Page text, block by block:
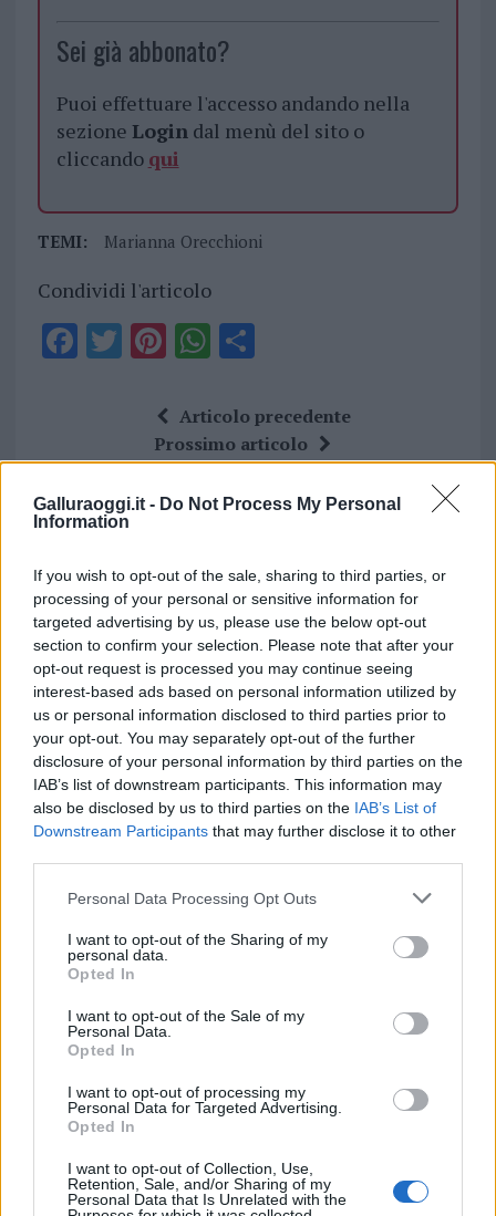
Galluraoggi.it - Do Not Process My Personal
Information
If you wish to opt-out of the sale, sharing to third parties, or
processing of your personal or sensitive information for
targeted advertising by us, please use the below opt-out
section to confirm your selection. Please note that after your
opt-out request is processed you may continue seeing
interest-based ads based on personal information utilized by
us or personal information disclosed to third parties prior to
your opt-out. You may separately opt-out of the further
disclosure of your personal information by third parties on the
IAB’s list of downstream participants. This information may
also be disclosed by us to third parties on the IAB’s List of
Downstream Participants that may further disclose it to other
Please note that this website/app uses one or more Google
not limited to your visit or usage behaviour. You may click to
grant or deny consent to Google and its third-party tags to
use your data for below specified purposes in below Google
consent section.
Personal Data Processing Opt Outs
I want to opt-out of the Sharing of my
personal data.
Opted In
I want to opt-out of the Sale of my
Personal Data.
Opted In
I want to opt-out of processing my
Personal Data for Targeted Advertising.
Opted In
I want to opt-out of Collection, Use,
Retention, Sale, and/or Sharing of my
Personal Data that Is Unrelated with the
Sei già abbonato?
Puoi effettuare l'accesso andando nella
sezione Logindal menù del sito o
cliccando qui
TEMI: Marianna Orecchioni
Condividi l'articolo
F
o
T Pi
te
re
W
at
s
p
S
a
re
Articolo precedente
Prossimo articolo
NOTIZIE RECENTI
Migliori cliniche di estetica medicale avanzata
in Europa: classifica dei 5 centri di riferimento
pe…
Incendi, a San Pasquale arriva il Campo Base:
l’inaugurazione
Andrea Mura conquista Palau: grande
partecipazione per il suo racconto
minori, Albieri: “Episodi gravissimi”
Gallura, finti clienti svuotano le suite: furto da
50mila nel resort
protagonisti
Test tunnel Olbia: rampe chiuse ancora fino a
fine agosto